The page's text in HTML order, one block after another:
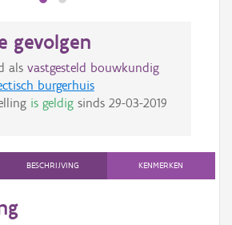
gevolgen
als vastgesteld bouwkundig
burgerhuis
is geldigsinds 29-03-2019
BESCHRIJVING KENMERKEN